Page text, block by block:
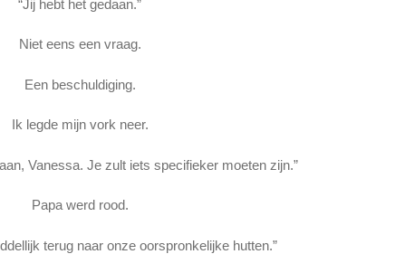
“Jij hebt het gedaan.”
Niet eens een vraag.
Een beschuldiging.
Ik legde mijn vork neer.
Vanessa. Je zult iets specifieker moeten zijn.”
Papa werd rood.
terug naar onze oorspronkelijke hutten.”